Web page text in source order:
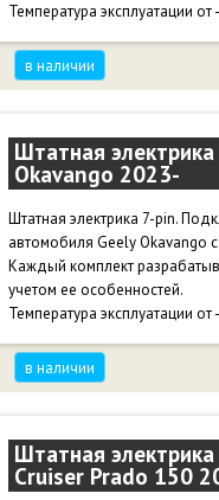
Температура эксплуатации от
в наличии
Штатная
Okavango 2023-
Штатная электрика 7-pin.
автомобиля Geely Okavango с
Каждый комплект
учетом ее особенностей.
Температура эксплуатации от
в наличии
Штатная
Cruiser Prado 150